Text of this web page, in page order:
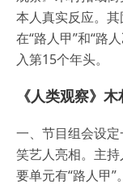
本人真实反应。
在“路人甲”和“路
入第15个年头。
《人类观察》
一、节目组会设
笑艺人亮相。主
要单元有“路人甲